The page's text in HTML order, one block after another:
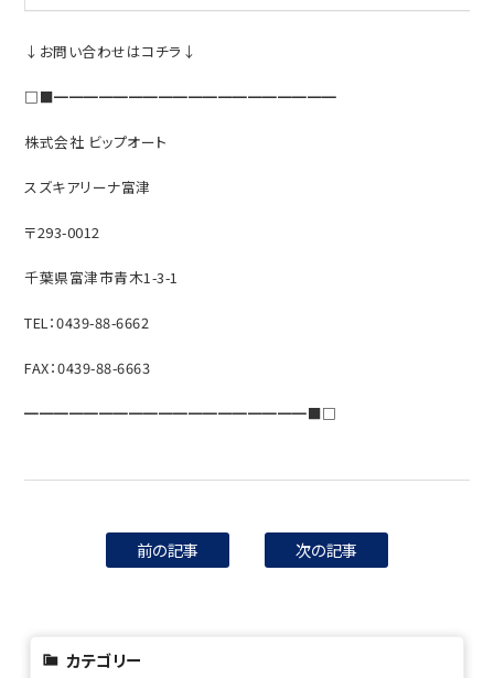
↓お問い合わせはコチラ↓
□■━━━━━━━━━━━━━━━━━━━
株式会社 ビップオート
スズキアリーナ富津
〒293-0012
千葉県富津市青木1-3-1
TEL：0439-88-6662
FAX：0439-88-6663
━━━━━━━━━━━━━━━━━━━■□
前の記事 次の記事
カテゴリー